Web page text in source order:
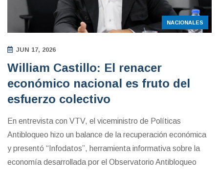
NACIONALES
JUN 17, 2026
William Castillo: El renacer
económico nacional es fruto del
esfuerzo colectivo
En entrevista con VTV, el viceministro de Políticas
Antibloqueo hizo un balance de la recuperación económica
y presentó “Infodatos”, herramienta informativa sobre la
economía desarrollada por el Observatorio Antibloqueo